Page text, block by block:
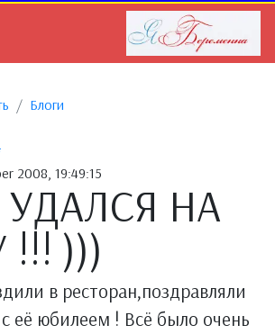
Блоги
2008, 19:49:15
УДАЛСЯ НА
!!! )))
в ресторан,поздравляли
её юбилеем ! Всё было очень